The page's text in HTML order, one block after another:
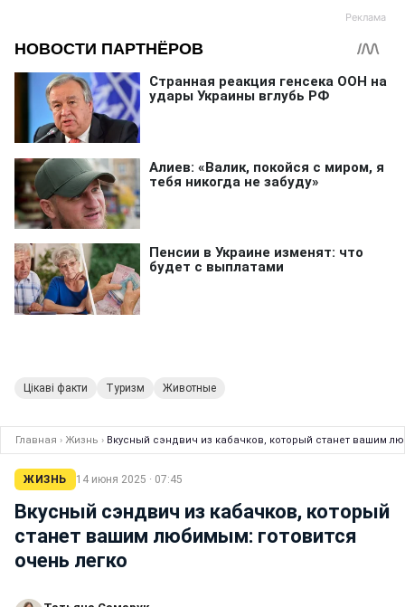
Цікаві факти Туризм Животные
Главная › Жизнь › Вкусный сэндвич из кабачков, который станет вашим
ЖИЗНЬ 14 июня 2025 · 07:45
Вкусный сэндвич из кабачков, который
станет вашим любимым: готовится
очень легко